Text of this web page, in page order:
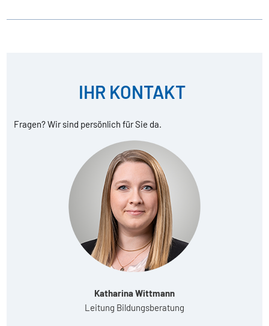
IHR KONTAKT
Fragen? Wir sind persönlich für Sie da.
Katharina Wittmann
Leitung Bildungsberatung